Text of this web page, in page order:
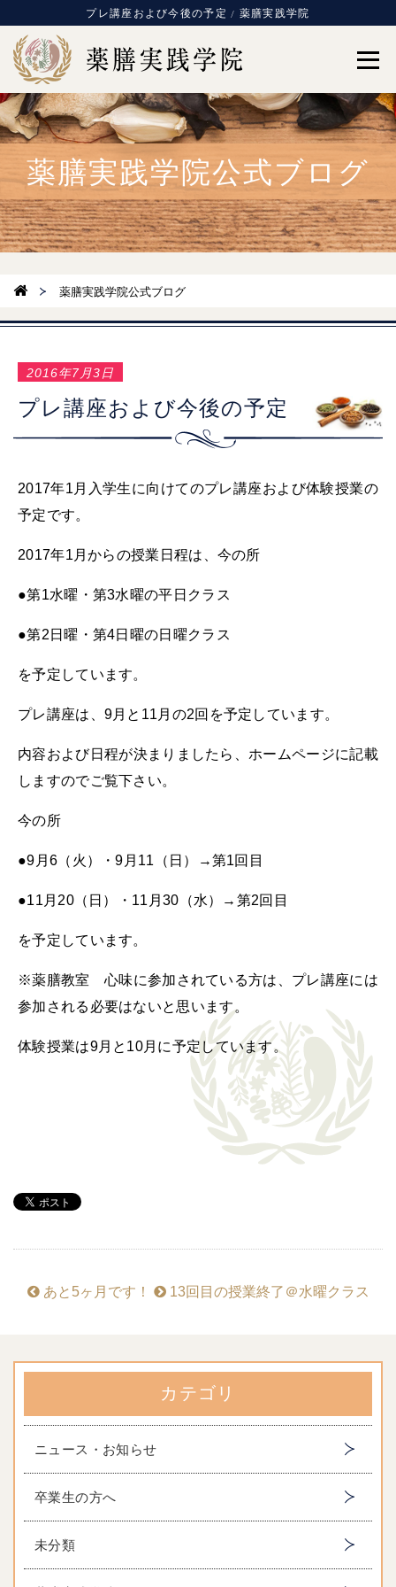
プレ講座および今後の予定 / 薬膳実践学院
薬膳実践学院公式ブログ
薬膳実践学院公式ブログ
2016年7月3日
プレ講座および今後の予定
2017年1月入学生に向けてのプレ講座および体験授業の
予定です。
2017年1月からの授業日程は、今の所
●第1水曜・第3水曜の平日クラス
●第2日曜・第4日曜の日曜クラス
を予定しています。
プレ講座は、9月と11月の2回を予定しています。
内容および日程が決まりましたら、ホームページに記載
しますのでご覧下さい。
今の所
●9月6（火）・9月11（日）→第1回目
●11月20（日）・11月30（水）→第2回目
を予定しています。
※薬膳教室 心味に参加されている方は、プレ講座には
参加される必要はないと思います。
体験授業は9月と10月に予定しています。
あと5ヶ月です！ 13回目の授業終了＠水曜クラス
カテゴリ
ニュース・お知らせ
卒業生の方へ
未分類